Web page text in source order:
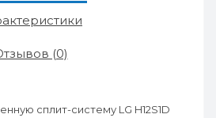
(0)
сплит-систему LG H12S1D